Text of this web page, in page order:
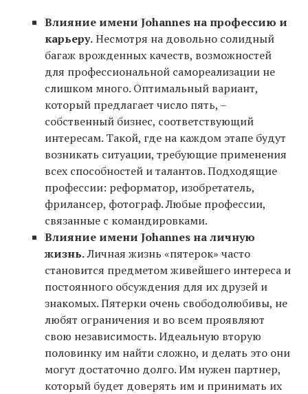
Влияние имени Johannes на профессию и
карьеру.Несмотря на довольно солидный
багаж врожденных качеств, возможностей
для профессиональной самореализации не
слишком много. Оптимальный вариант,
который предлагает число пять, –
собственный бизнес, соответствующий
интересам. Такой, где на каждом этапе будут
возникать ситуации, требующие применения
всех способностей и талантов. Подходящие
профессии: реформатор, изобретатель,
фрилансер, фотограф. Любые профессии,
связанные с командировками.
Влияние имени Johannes на личную
жизнь.Личная жизнь «пятерок» часто
становится предметом живейшего интереса и
постоянного обсуждения для их друзей и
знакомых. Пятерки очень свободолюбивы, не
любят ограничения и во всем проявляют
свою независимость. Идеальную вторую
половинку им найти сложно, и делать это они
могут достаточно долго. Им нужен партнер,
который будет доверять им и принимать их